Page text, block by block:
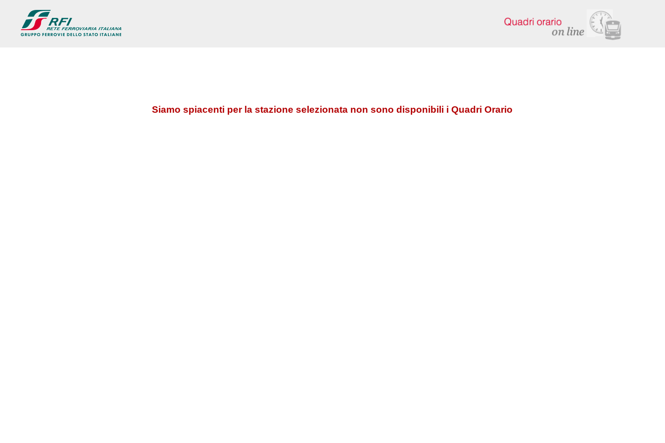
Siamo spiacenti per la stazione selezionata non sono disponibili i Quadri Orario